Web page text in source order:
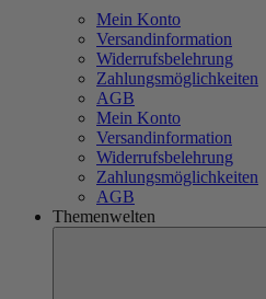
Mein Konto
Versandinformation
Widerrufsbelehrung
Zahlungsmöglichkeiten
AGB
Mein Konto
Versandinformation
Widerrufsbelehrung
Zahlungsmöglichkeiten
AGB
Themenwelten